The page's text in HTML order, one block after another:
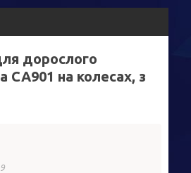
дорослого
CA901 на колесах, з